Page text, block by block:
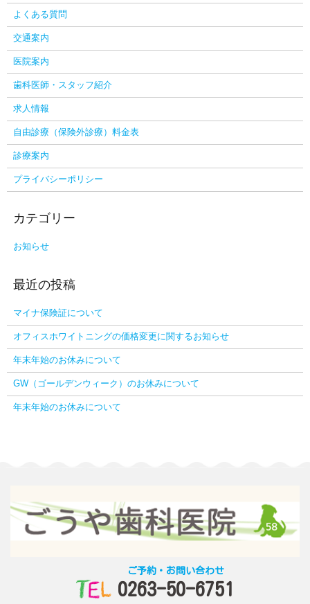
よくある質問
交通案内
医院案内
歯科医師・スタッフ紹介
求人情報
自由診療（保険外診療）料金表
診療案内
プライバシーポリシー
お知らせ
マイナ保険証について
オフィスホワイトニングの価格変更に関するお知らせ
年末年始のお休みについて
GW（ゴールデンウィーク）のお休みについて
年末年始のお休みについて
ご予約・お問い合わせ
0263-50-6751